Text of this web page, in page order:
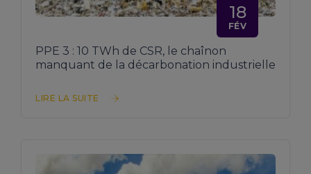
18
FÉV
PPE 3 : 10 TWh de CSR, le chaînon
manquant de la décarbonation industrielle
LIRE LA SUITE